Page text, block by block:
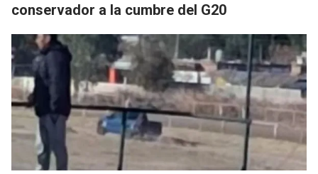
conservador a la cumbre del G20